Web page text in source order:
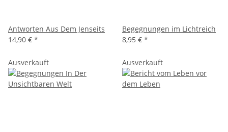
Antworten Aus Dem Jenseits
14,90 € *
Begegnungen im Lichtreich
8,95 € *
Ausverkauft Ausverkauft